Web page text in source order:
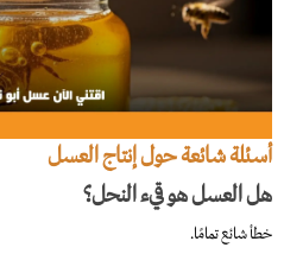
أسئلة شائعة حول إنتاج العسل
هل العسل هو قيء النحل؟
خطأ شائع تمامًا.